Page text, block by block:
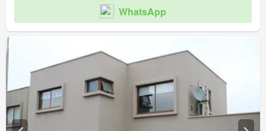
WhatsApp